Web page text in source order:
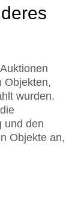
Objekten,
wurden.
und den
Objekte an,